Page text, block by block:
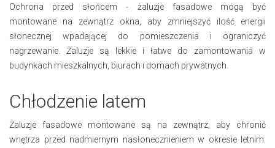
Ochrona przed słońcem - żaluzje fasadowe mogą być
montowane na zewnątrz okna, aby zmniejszyć ilość energii
słonecznej wpadającej do pomieszczenia i ograniczyć
nagrzewanie. Żaluzje są lekkie i łatwe do zamontowania w
budynkach mieszkalnych, biurach i domach prywatnych.
Chłodzenie latem
Żaluzje fasadowe montowane są na zewnątrz, aby chronić
wnętrza przed nadmiernym nasłonecznieniem w okresie letnim.